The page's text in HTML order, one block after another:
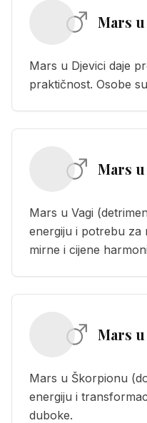
Mars
Mars u Djevici daje
praktičnost. Osobe
Mars
Mars u Vagi
energiju i potrebu za
mirne i cijene
Mars
Mars u Škorpionu
energiju i
duboke.